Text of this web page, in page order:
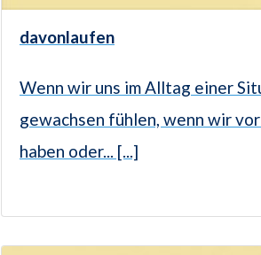
davonlaufen
Wenn wir uns im Alltag einer
gewachsen fühlen, wenn wir
haben oder... [...]